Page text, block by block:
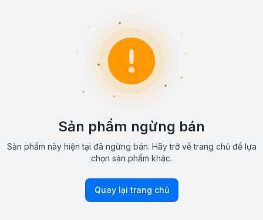
Sản phẩm ngừng bán
Sản phẩm này hiện tại đã ngừng bán. Hãy trở về trang chủ để lựa
chọn sản phẩm khác.
Quay lại trang chủ